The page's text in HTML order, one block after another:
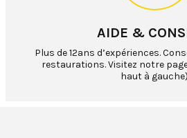
AIDE &
Plus de 12ans d’expériences.
restaurations. Visitez notre
haut à